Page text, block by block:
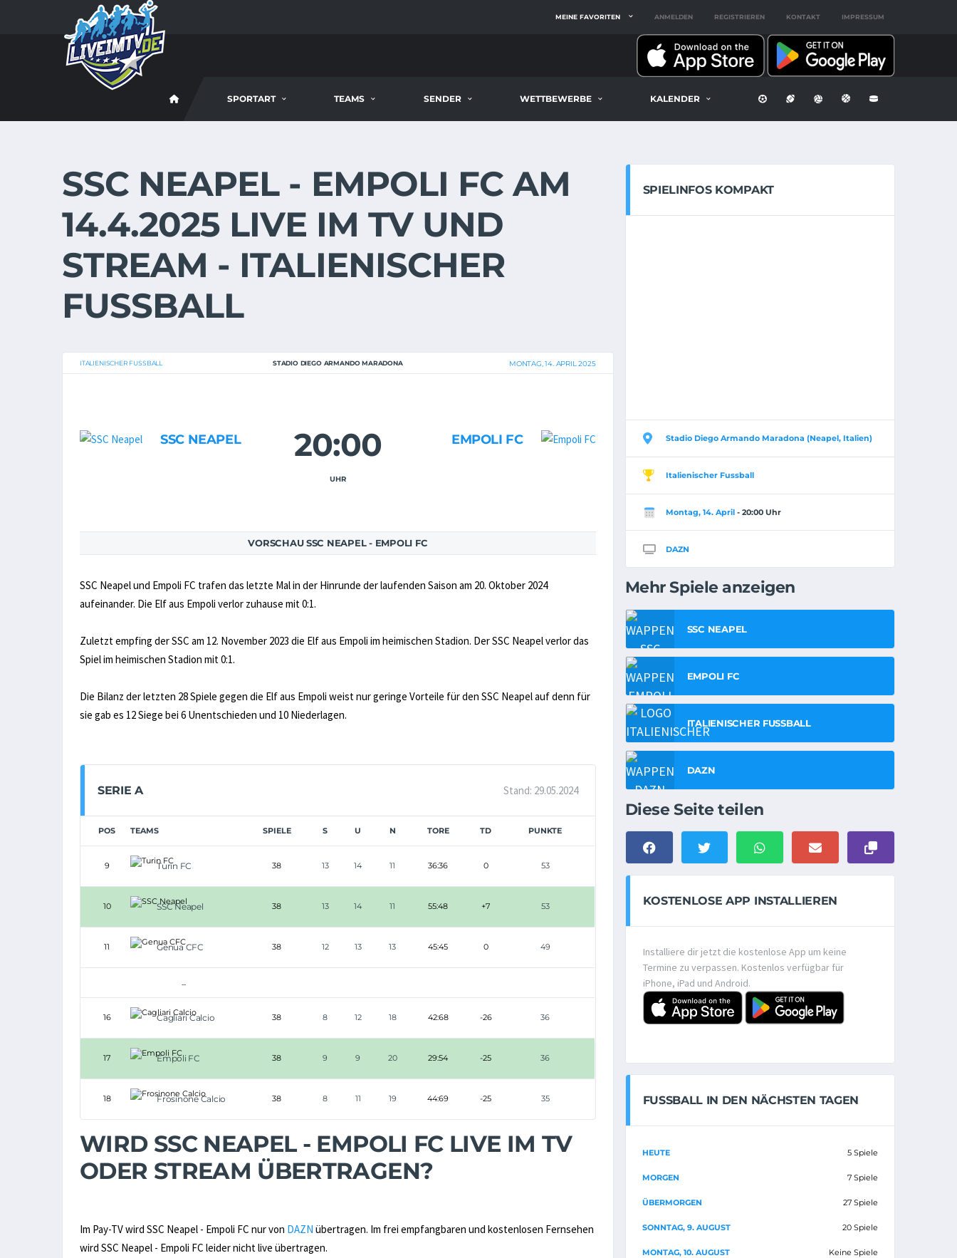
MEINE FAVORITEN ANMELDEN REGISTRIEREN KONTAKT IMPRESSUM
SPORTART TEAMS SENDER WETTBEWERBE KALENDER
SSC NEAPEL - EMPOLI FC AM
14.4.2025 LIVE IM TV UND
STREAM - ITALIENISCHER
FUSSBALL
ITALIENISCHER FUSSBALL STADIO DIEGO ARMANDO MARADONA MONTAG, 14. APRIL 2025
SSC NEAPEL 20:00
UHR
EMPOLI FC
VORSCHAU SSC NEAPEL - EMPOLI FC
SSC Neapel und Empoli FC trafen das letzte Mal in der Hinrunde der laufenden Saison am 20. Oktober 2024
aufeinander. Die Elf aus Empoli verlor zuhause mit 0:1.
Zuletzt empfing der SSC am 12. November 2023 die Elf aus Empoli im heimischen Stadion. Der SSC Neapel verlor das
Spiel im heimischen Stadion mit 0:1.
Die Bilanz der letzten 28 Spiele gegen die Elf aus Empoli weist nur geringe Vorteile für den SSC Neapel auf denn für
sie gab es 12 Siege bei 6 Unentschieden und 10 Niederlagen.
SERIE A Stand: 29.05.2024
POS TEAMS SPIELE S U N TORE TD PUNKTE
9 Turin FC 38 13 14 11 36:36 0 53
10 SSC Neapel 38 13 14 11 55:48 +7 53
11 Genua CFC 38 12 13 13 45:45 0 49
...
16 Cagliari Calcio 38 8 12 18 42:68 -26 36
17 Empoli FC 38 9 9 20 29:54 -25 36
18 Frosinone Calcio 38 8 11 19 44:69 -25 35
WIRD SSC NEAPEL - EMPOLI FC LIVE IM TV
ODER STREAM ÜBERTRAGEN?
Im Pay-TV wird SSC Neapel - Empoli FC nur von DAZN übertragen. Im frei empfangbaren und kostenlosen Fernsehen
wird SSC Neapel - Empoli FC leider nicht live übertragen.
SPIELINFOS KOMPAKT
Stadio Diego Armando Maradona (Neapel, Italien)
Italienischer Fussball
Montag, 14. April- 20:00 Uhr
DAZN
Mehr Spiele anzeigen
SSC NEAPEL
EMPOLI FC
ITALIENISCHER FUSSBALL
DAZN
Diese Seite teilen
KOSTENLOSE APP INSTALLIEREN
Installiere dir jetzt die kostenlose App um keine
Termine zu verpassen. Kostenlos verfügbar für
iPhone, iPad und Android.
FUSSBALL IN DEN NÄCHSTEN TAGEN
HEUTE 5 Spiele
MORGEN 7 Spiele
ÜBERMORGEN 27 Spiele
SONNTAG, 9. AUGUST 20 Spiele
MONTAG, 10. AUGUST Keine Spiele